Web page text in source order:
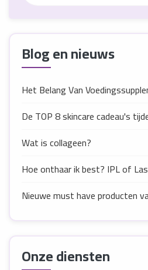
Blog en nieuws
Het Belang Van
De TOP 8 skincare cadeau's
Wat is collageen?
Hoe onthaar ik best? IPL of
Nieuwe must have producten
Onze diensten